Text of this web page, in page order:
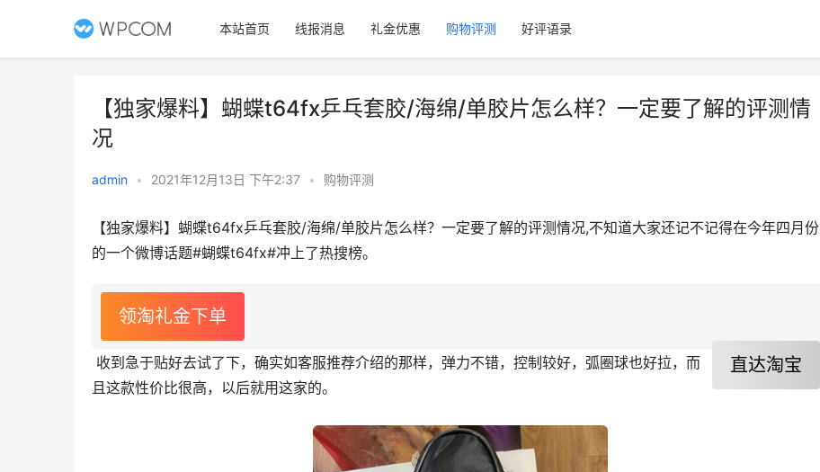
本站首页 线报消息 礼金优惠 购物评测 好评语录
【独家爆料】蝴蝶t64fx乒乓套胶/海绵/单胶片怎么样？一定要了解的评测情
况
admin • 2021年12月13日 下午2:37 • 购物评测
【独家爆料】蝴蝶t64fx乒乓套胶/海绵/单胶片怎么样？一定要了解的评测情况,不知道大家还记不记得在今年四月份
的一个微博话题#蝴蝶t64fx#冲上了热搜榜。
领淘礼金下单
直达淘宝
且这款性价比很高，以后就用这家的。